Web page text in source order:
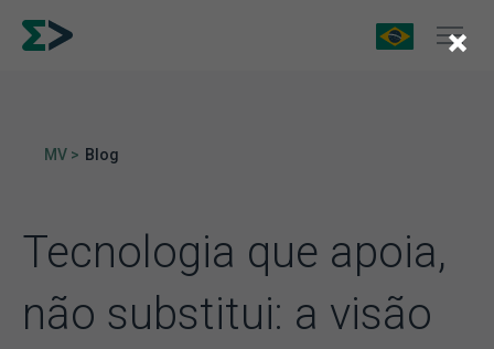
×
MV > Blog
Tecnologia que apoia,
não substitui: a visão